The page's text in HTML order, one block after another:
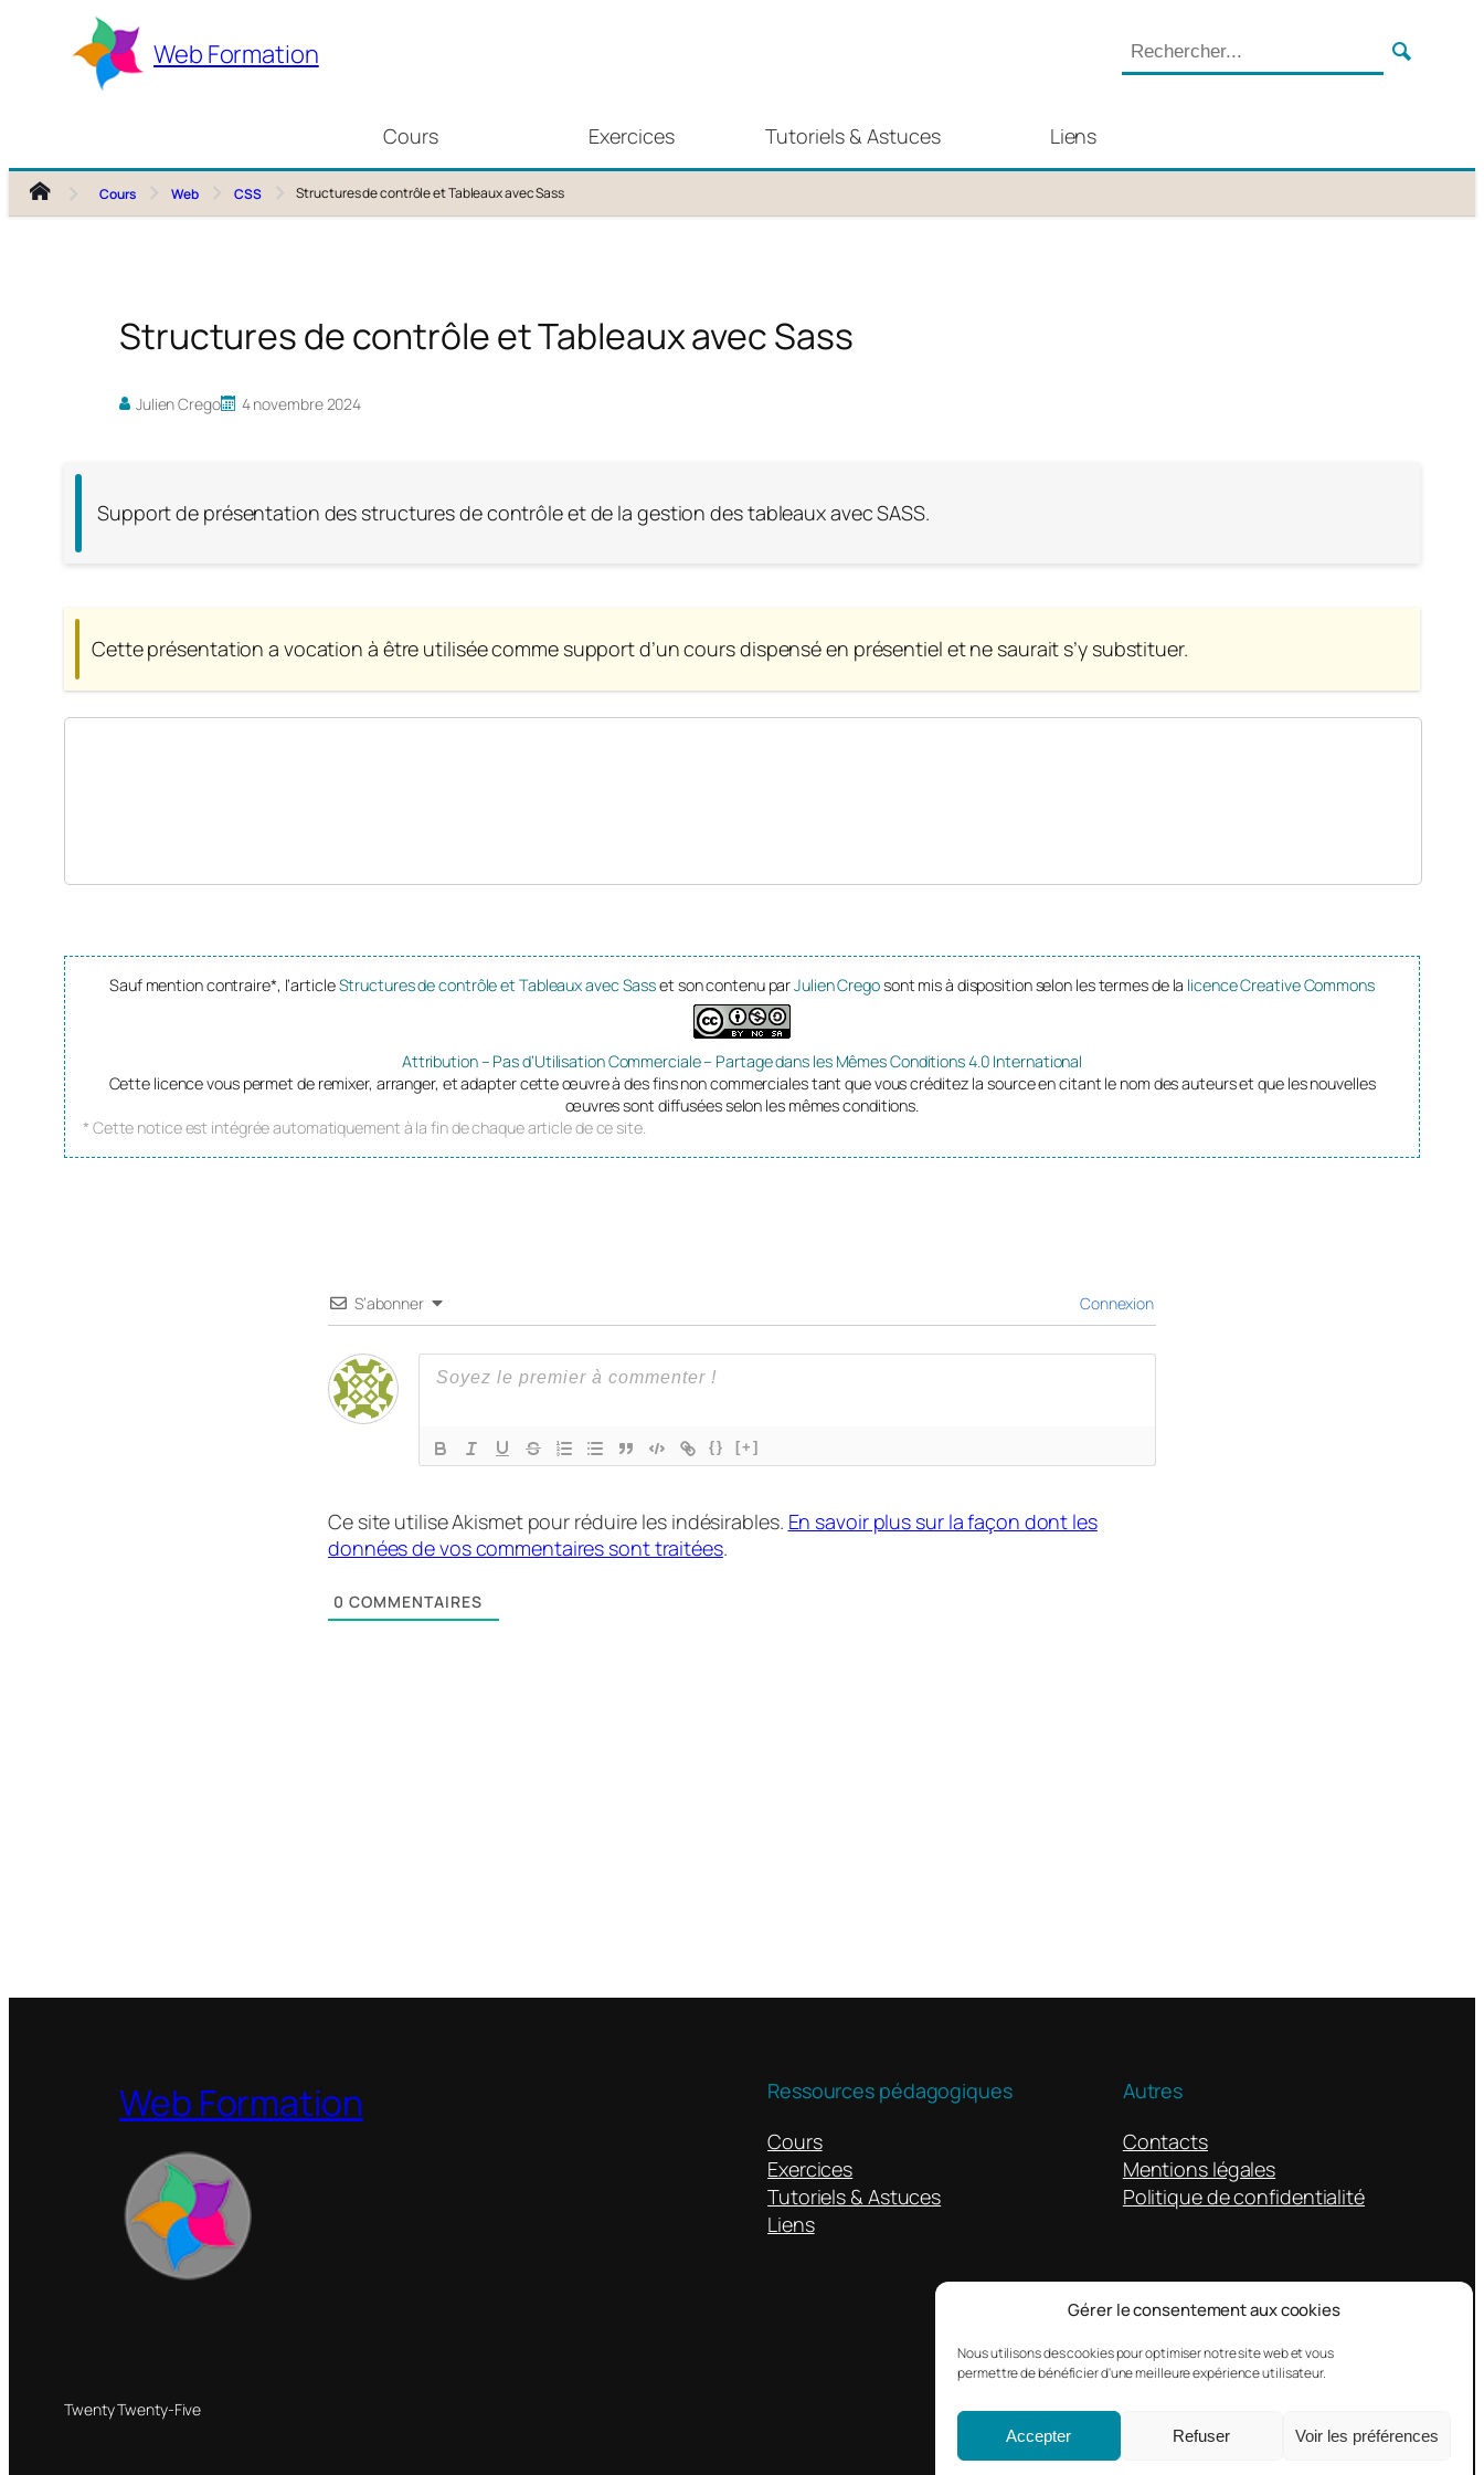
Gérer le consentement aux cookies
Nous utilisons des cookies pour optimiser notre site web et vous
permettre de bénéficier d'une meilleure expérience utilisateur.
Accepter Refuser Voir les préférences
Web Formation
Cours Exercices Tutoriels & Astuces Liens
Cours Web CSS Structures de contrôle et Tableaux avec Sass
Structures de contrôle et Tableaux avec Sass
Julien Crego 4 novembre 2024
Support de présentation des structures de contrôle et de la gestion des tableaux avec SASS.
Cette présentation a vocation à être utilisée comme support d’un cours dispensé en présentiel et ne saurait s’y substituer.
Sauf mention contraire*, l’articleStructures de contrôle et Tableaux avec Sasset son contenu parJulien Cregosont mis à disposition selon les termes de la licence Creative Commons
Attribution – Pas d’Utilisation Commerciale – Partage dans les Mêmes Conditions 4.0 International
Cette licence vous permet de remixer, arranger, et adapter cette œuvre à des fins non commerciales tant que vous créditez la source en citant le nom des auteurs et que les nouvelles
œuvres sont diffusées selon les mêmes conditions.
* Cette notice est intégrée automatiquement à la fin de chaque article de ce site.
S’abonner Connexion
{} [+]
Ce site utilise Akismet pour réduire les indésirables. En savoir plus sur la façon dont les
données de vos commentaires sont traitées.
0 COMMENTAIRES
Web Formation
Ressources pédagogiques
Cours
Exercices
Tutoriels & Astuces
Liens
Autres
Contacts
Mentions légales
Politique de confidentialité
Twenty Twenty-Five